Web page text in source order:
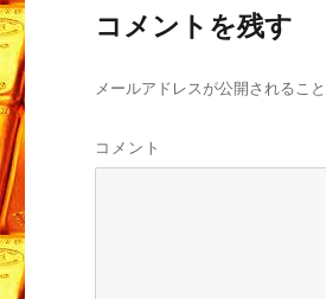
コメントを残す
メールアドレスが公開されること
コメント